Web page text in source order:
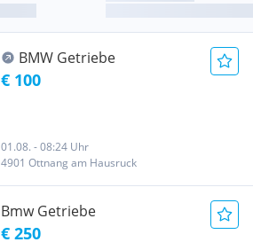
BMW Getriebe
€ 100
01.08. - 08:24 Uhr
4901 Ottnang am Hausruck
Bmw Getriebe
€ 250